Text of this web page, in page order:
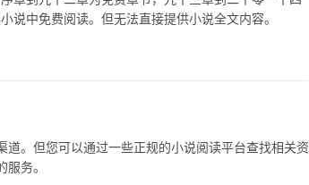
说中免费阅读。但无法直接提供小说全文内容。
。但您可以通过一些正规的小说阅读平台查找相关资
务。